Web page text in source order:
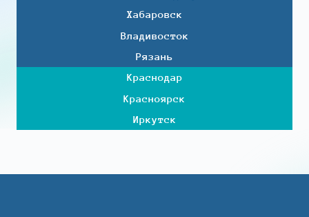
Хабаровск
Владивосток
Рязань
Краснодар
Красноярск
Иркутск